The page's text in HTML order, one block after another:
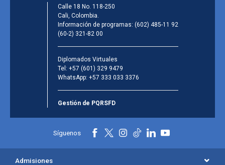
Calle 18 No. 118-250
Cali, Colombia.
Información de programas: (602) 485-11 92
(60-2) 321-82 00
Diplomados Virtuales
Tel: +57 (601) 329 9479
WhatsApp: +57 333 033 3376
Gestión de PQRSFD
Síguenos
Admisiones